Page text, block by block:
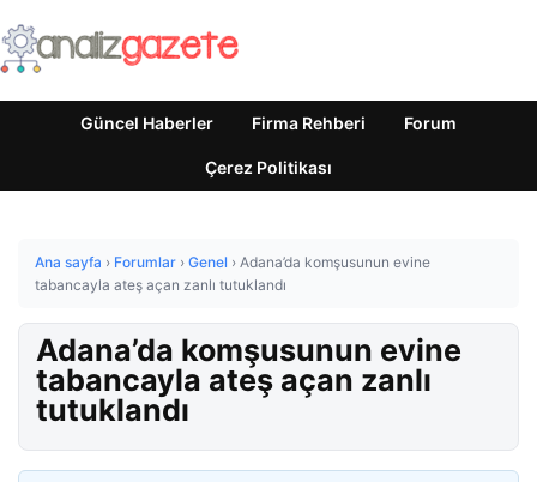
Güncel Haberler Firma Rehberi Forum
Çerez Politikası
Ana sayfa › Forumlar › Genel › Adana’da komşusunun evine
tabancayla ateş açan zanlı tutuklandı
Adana’da komşusunun evine
tabancayla ateş açan zanlı
tutuklandı